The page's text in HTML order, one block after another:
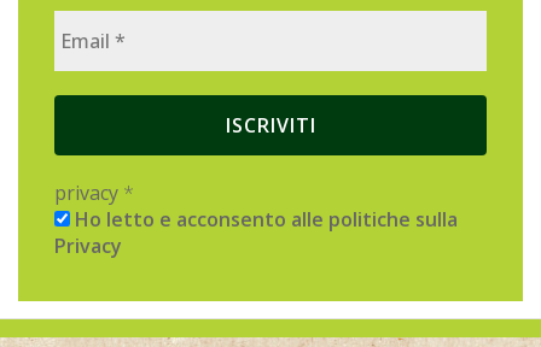
privacy *
Ho letto e acconsento alle politiche sulla
Privacy